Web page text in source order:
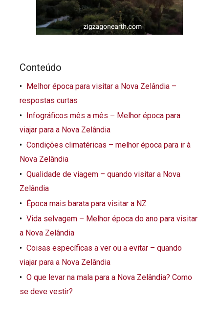
Conteúdo
Melhor época para visitar a Nova Zelândia –
respostas curtas
Infográficos mês a mês – Melhor época para
viajar para a Nova Zelândia
Condições climatéricas – melhor época para ir à
Nova Zelândia
Qualidade de viagem – quando visitar a Nova
Zelândia
Época mais barata para visitar a NZ
Vida selvagem – Melhor época do ano para visitar
a Nova Zelândia
Coisas específicas a ver ou a evitar – quando
viajar para a Nova Zelândia
O que levar na mala para a Nova Zelândia? Como
se deve vestir?